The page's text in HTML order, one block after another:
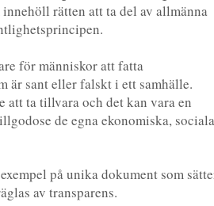
rätten att ta del av allmänna
för människor att fatta
är sant eller falskt i ett samhälle.
ta tillvara och det kan vara en
de egna ekonomiska, sociala
på unika dokument som
av transparens.